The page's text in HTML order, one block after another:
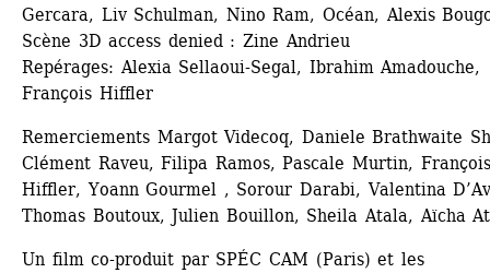
Gercara, Liv Schulman, Nino Ram, Océan, Alexis
Scène 3D access denied : Zine Andrieu
Repérages: Alexia Sellaoui-Segal, Ibrahim Amadouche,
François Hiffler
Remerciements Margot Videcoq, Daniele Brathwaite
Clément Raveu, Filipa Ramos, Pascale Murtin, François
Hiffler, Yoann Gourmel , Sorour Darabi, Valentina
Thomas Boutoux, Julien Bouillon, Sheila Atala, Aïcha
Un film co-produit par SPÉC CAM (Paris) et les